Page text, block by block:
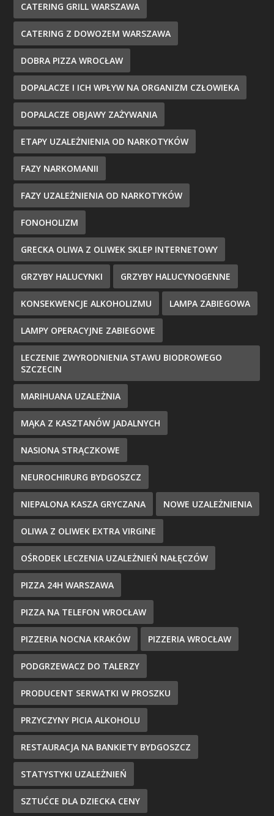
CATERING GRILL WARSZAWA
CATERING Z DOWOZEM WARSZAWA
DOBRA PIZZA WROCŁAW
DOPALACZE I ICH WPŁYW NA ORGANIZM CZŁOWIEKA
DOPALACZE OBJAWY ZAŻYWANIA
ETAPY UZALEŻNIENIA OD NARKOTYKÓW
FAZY NARKOMANII
FAZY UZALEŻNIENIA OD NARKOTYKÓW
FONOHOLIZM
GRECKA OLIWA Z OLIWEK SKLEP INTERNETOWY
GRZYBY HALUCYNKI GRZYBY HALUCYNOGENNE
KONSEKWENCJE ALKOHOLIZMU LAMPA ZABIEGOWA
LAMPY OPERACYJNE ZABIEGOWE
LECZENIE ZWYRODNIENIA STAWU BIODROWEGO
SZCZECIN
MARIHUANA UZALEŻNIA
MĄKA Z KASZTANÓW JADALNYCH
NASIONA STRĄCZKOWE
NEUROCHIRURG BYDGOSZCZ
NIEPALONA KASZA GRYCZANA NOWE UZALEŻNIENIA
OLIWA Z OLIWEK EXTRA VIRGINE
OŚRODEK LECZENIA UZALEŻNIEŃ NAŁĘCZÓW
PIZZA 24H WARSZAWA
PIZZA NA TELEFON WROCŁAW
PIZZERIA NOCNA KRAKÓW PIZZERIA WROCŁAW
PODGRZEWACZ DO TALERZY
PRODUCENT SERWATKI W PROSZKU
PRZYCZYNY PICIA ALKOHOLU
RESTAURACJA NA BANKIETY BYDGOSZCZ
STATYSTYKI UZALEŻNIEŃ
SZTUĆCE DLA DZIECKA CENY